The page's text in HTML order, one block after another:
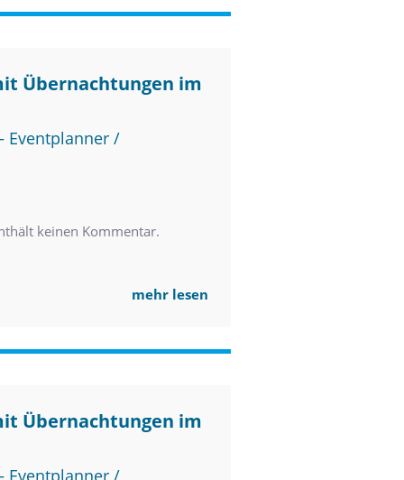
Übernachtungen im
Eventplanner /
keinen Kommentar.
mehr lesen
Übernachtungen im
Eventplanner /